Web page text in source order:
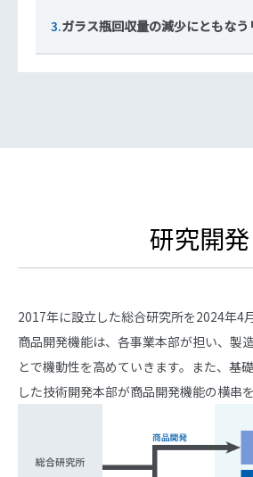
3.ガラス瓶回収量の減少にともな
研究開発
2017年に設立した総合研究所を2024年4
商品開発機能は、各事業本部が担い、製
とで機動性を高めていきます。また、基
した技術開発本部が商品開発機能の横串を